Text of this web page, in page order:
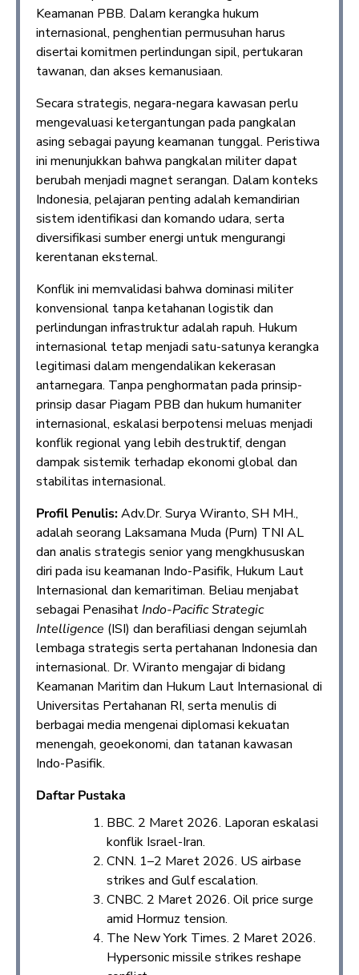
Keamanan PBB. Dalam kerangka hukum
internasional, penghentian permusuhan harus
disertai komitmen perlindungan sipil, pertukaran
tawanan, dan akses kemanusiaan.
Secara strategis, negara-negara kawasan perlu
mengevaluasi ketergantungan pada pangkalan
asing sebagai payung keamanan tunggal. Peristiwa
ini menunjukkan bahwa pangkalan militer dapat
berubah menjadi magnet serangan. Dalam konteks
Indonesia, pelajaran penting adalah kemandirian
sistem identifikasi dan komando udara, serta
diversifikasi sumber energi untuk mengurangi
kerentanan eksternal.
Konflik ini memvalidasi bahwa dominasi militer
konvensional tanpa ketahanan logistik dan
perlindungan infrastruktur adalah rapuh. Hukum
internasional tetap menjadi satu-satunya kerangka
legitimasi dalam mengendalikan kekerasan
antarnegara. Tanpa penghormatan pada prinsip-
prinsip dasar Piagam PBB dan hukum humaniter
internasional, eskalasi berpotensi meluas menjadi
konflik regional yang lebih destruktif, dengan
dampak sistemik terhadap ekonomi global dan
stabilitas internasional.
Profil Penulis:Adv.Dr. Surya Wiranto, SH MH.,
adalah seorang Laksamana Muda (Purn) TNI AL
dan analis strategis senior yang mengkhususkan
diri pada isu keamanan Indo-Pasifik, Hukum Laut
Internasional dan kemaritiman. Beliau menjabat
sebagai PenasihatIndo-Pacific Strategic
Intelligence (ISI) dan berafiliasi dengan sejumlah
lembaga strategis serta pertahanan Indonesia dan
internasional. Dr. Wiranto mengajar di bidang
Keamanan Maritim dan Hukum Laut Internasional di
Universitas Pertahanan RI, serta menulis di
berbagai media mengenai diplomasi kekuatan
menengah, geoekonomi, dan tatanan kawasan
Indo-Pasifik.
Daftar Pustaka
BBC. 2 Maret 2026. Laporan eskalasi
konflik Israel-Iran.
CNN. 1–2 Maret 2026. US airbase
strikes and Gulf escalation.
CNBC. 2 Maret 2026. Oil price surge
amid Hormuz tension.
The New York Times. 2 Maret 2026.
Hypersonic missile strikes reshape